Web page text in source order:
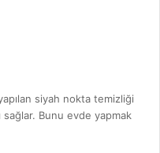
siyah nokta temizliği
sağlar. Bunu evde yapmak